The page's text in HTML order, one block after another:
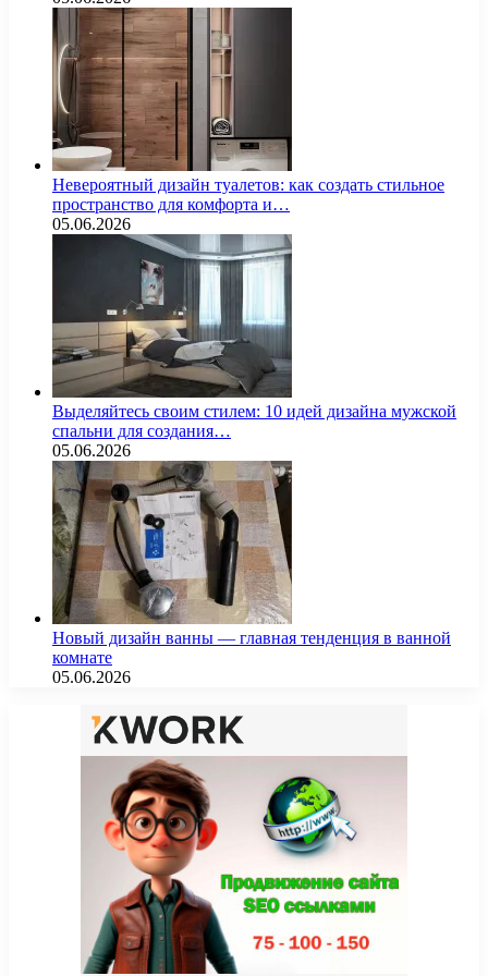
Невероятный дизайн туалетов: как создать стильное
пространство для комфорта и…
05.06.2026
Выделяйтесь своим стилем: 10 идей дизайна мужской
спальни для создания…
05.06.2026
Новый дизайн ванны — главная тенденция в ванной
комнате
05.06.2026